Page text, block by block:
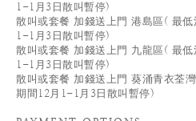
1-1月3日散叫暫停)
散叫或套餐 加錢送上門 港島區( 最
1-1月3日散叫暫停)
散叫或套餐 加錢送上門 九龍區( 最
1-1月3日散叫暫停)
散叫或套餐 加錢送上門 葵涌青衣荃
期間12月1-1月3日散叫暫停)